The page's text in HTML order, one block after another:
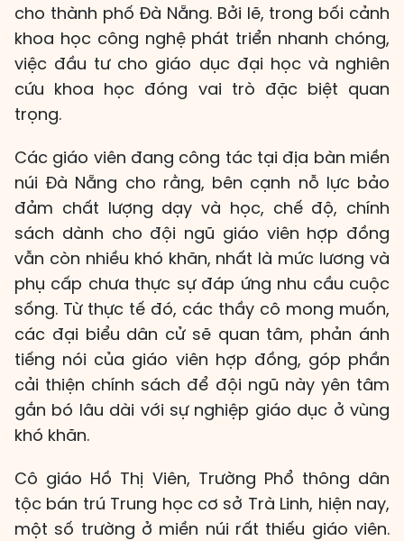
cho thành phố Đà Nẵng. Bởi lẽ, trong bối cảnh
khoa học công nghệ phát triển nhanh chóng,
việc đầu tư cho giáo dục đại học và nghiên
cứu khoa học đóng vai trò đặc biệt quan
trọng.
Các giáo viên đang công tác tại địa bàn miền
núi Đà Nẵng cho rằng, bên cạnh nỗ lực bảo
đảm chất lượng dạy và học, chế độ, chính
sách dành cho đội ngũ giáo viên hợp đồng
vẫn còn nhiều khó khăn, nhất là mức lương và
phụ cấp chưa thực sự đáp ứng nhu cầu cuộc
sống. Từ thực tế đó, các thầy cô mong muốn,
các đại biểu dân cử sẽ quan tâm, phản ánh
tiếng nói của giáo viên hợp đồng, góp phần
cải thiện chính sách để đội ngũ này yên tâm
gắn bó lâu dài với sự nghiệp giáo dục ở vùng
khó khăn.
Cô giáo Hồ Thị Viên, Trường Phổ thông dân
tộc bán trú Trung học cơ sở Trà Linh, hiện nay,
một số trường ở miền núi rất thiếu giáo viên.